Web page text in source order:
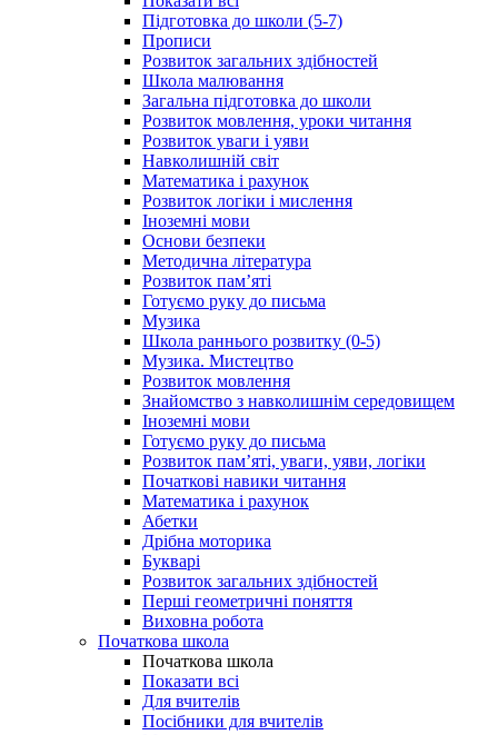
Підготовка до школи (5-7)
Прописи
Розвиток загальних здібностей
Школа малювання
Загальна підготовка до школи
Розвиток мовлення, уроки читання
Розвиток уваги і уяви
Навколишній світ
Математика і рахунок
Розвиток логіки і мислення
Іноземні мови
Основи безпеки
Методична література
Розвиток пам’яті
Готуємо руку до письма
Музика
Школа раннього розвитку (0-5)
Музика. Мистецтво
Розвиток мовлення
Знайомство з навколишнім середовищем
Іноземні мови
Готуємо руку до письма
Розвиток пам’яті, уваги, уяви, логіки
Початкові навики читання
Математика і рахунок
Абетки
Дрібна моторика
Букварі
Розвиток загальних здібностей
Перші геометричні поняття
Виховна робота
Початкова школа
Початкова школа
Показати всі
Для вчителів
Посібники для вчителів